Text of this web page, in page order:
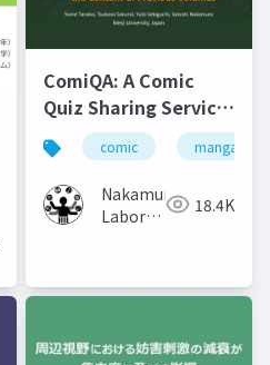
ComiQA: A Comic
Quiz Sharing Service
that Helps Users to
Recollect the
Content of Previous
Volumes
comic manga
Nakamura
Laboratory 18.4K